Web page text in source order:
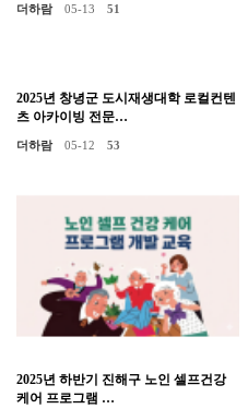
더하람 05-13 51
2025년 창녕군 도시재생대학 로컬컨텐
츠 아카이빙 전문…
더하람 05-12 53
2025년 하반기 진해구 노인 셀프건강
케어 프로그램 …